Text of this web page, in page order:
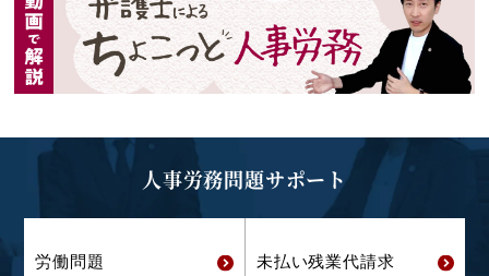
人事労務問題サポート
労働問題 未払い残業代請求